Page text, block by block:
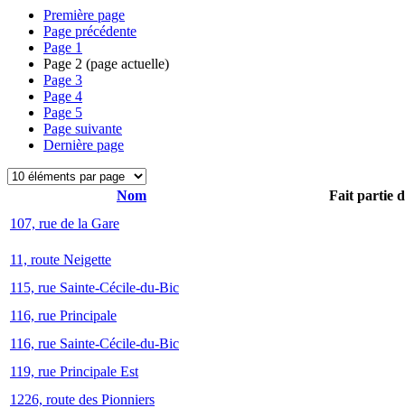
Première page
Page précédente
Page 1
Page 2 (page actuelle)
Page 3
Page 4
Page 5
Page suivante
Dernière page
Nom
Fait partie
107, rue de la Gare
11, route Neigette
115, rue Sainte-Cécile-du-Bic
116, rue Principale
116, rue Sainte-Cécile-du-Bic
119, rue Principale Est
1226, route des Pionniers